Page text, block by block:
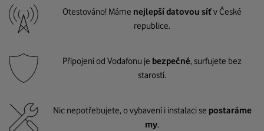
Otestováno! Máme nejlepší datovou síťv České
republice.
Připojení od Vodafonu je bezpečné, surfujete bez
starostí.
Nic nepotřebujete, o vybavení i instalaci se postaráme
my.